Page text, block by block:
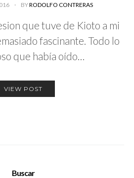
BYRODOLFO CONTRERAS
que tuve de Kioto a mi
fascinante. Todo lo
que había oído…
VIEW POST
Buscar